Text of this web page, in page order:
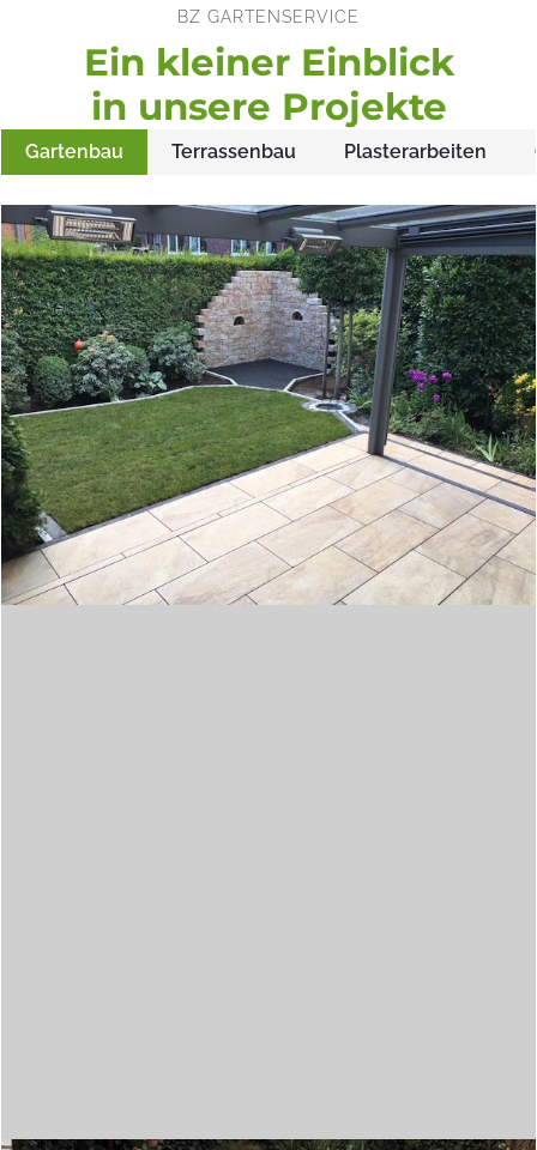
BZ GARTENSERVICE
Ein kleiner Einblick
in unsere Projekte
Gartenbau Terrassenbau Plasterarbeiten